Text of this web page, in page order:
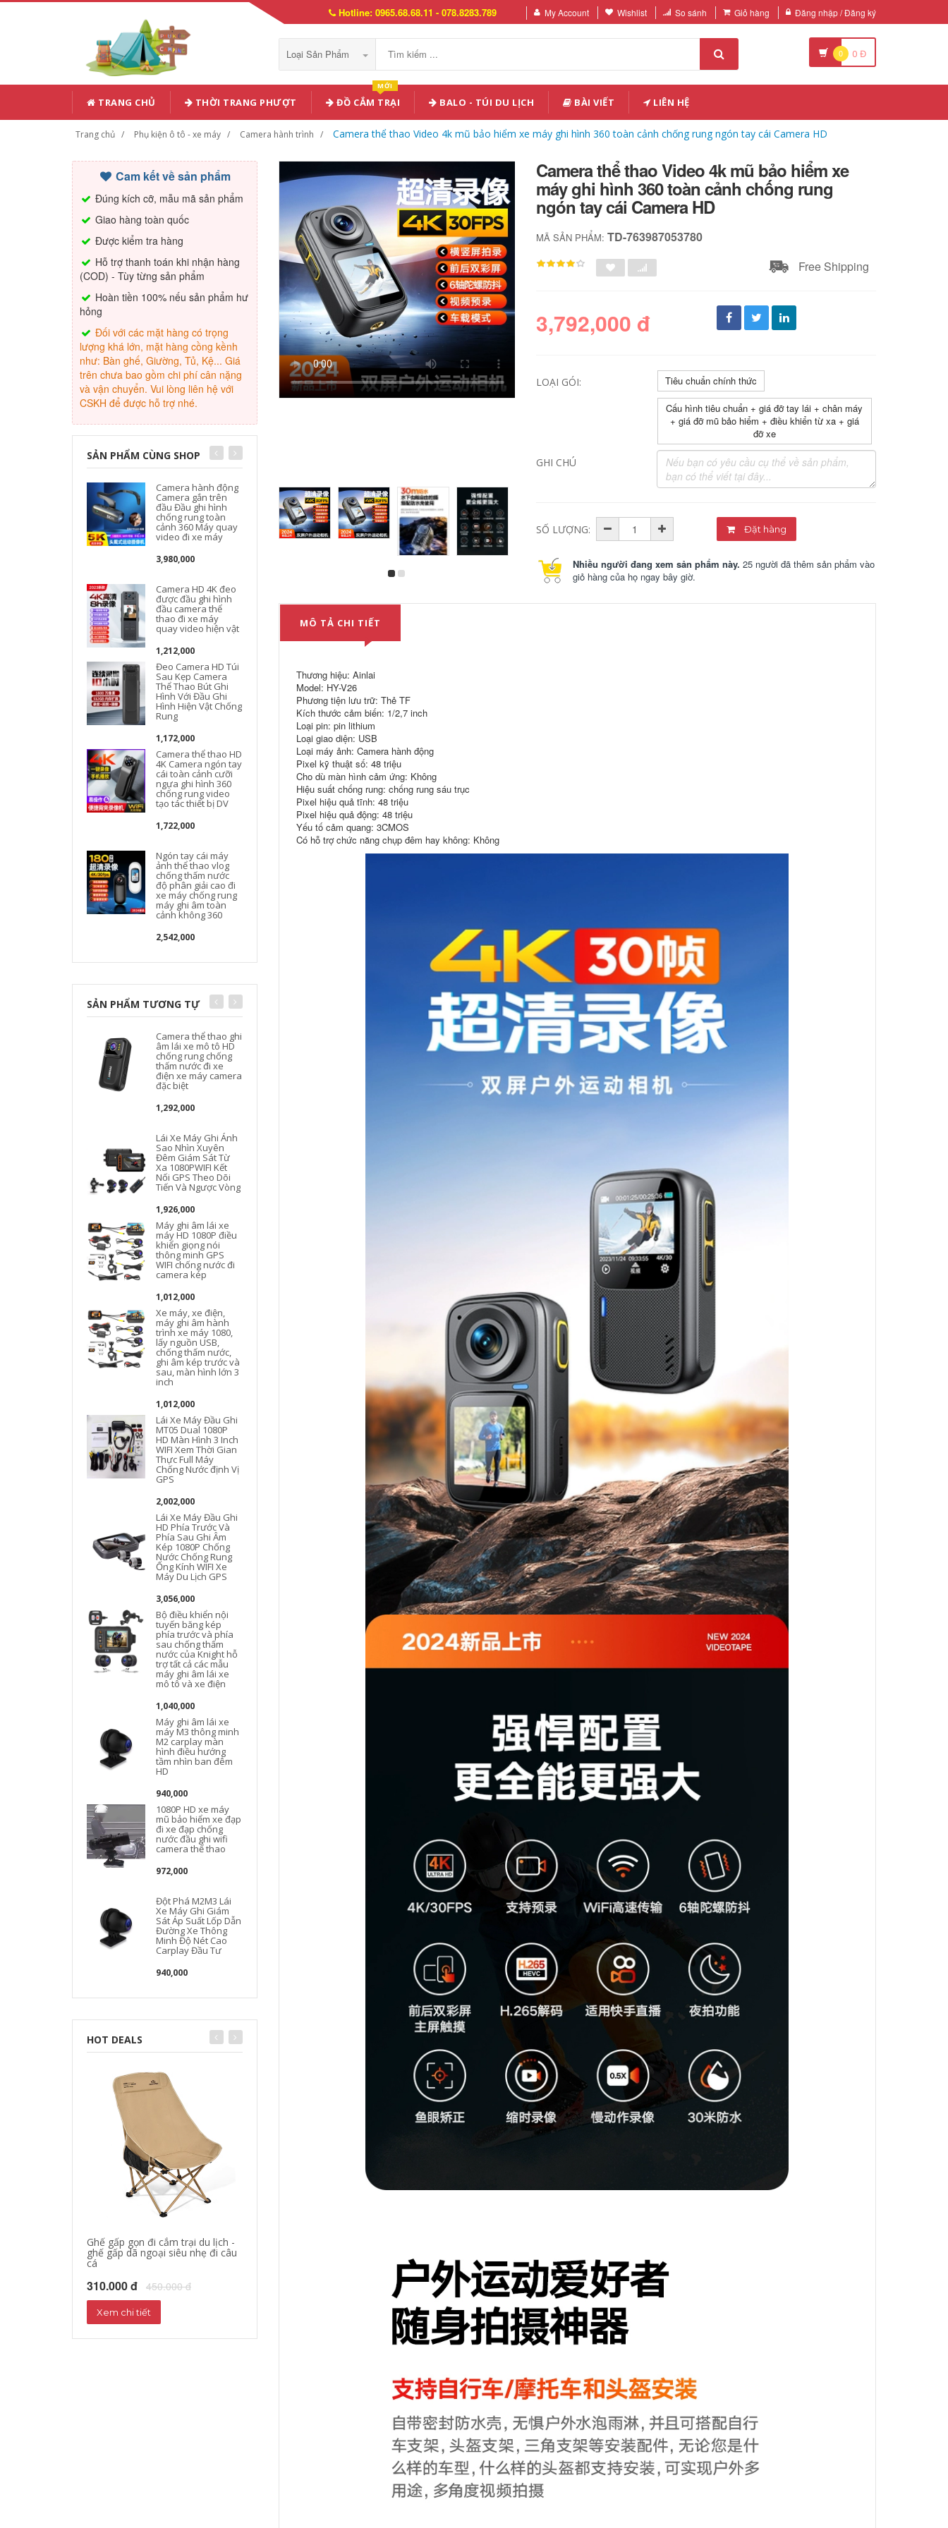
Hotline: 0965.68.68.11 - 078.8283.789 My Account Wishlist So sánh Giỏ hàng Đăng nhập / Đăng ký
Loại Sản Phẩm 0 0 Đ
TRANG CHỦ THỜI TRANG PHƯỢT ĐỒ CẮM TRẠI
MỚI
BALO - TÚI DU LỊCH BÀI VIẾT LIÊN HỆ
Trang chủ Phụ kiện ô tô - xe máy Camera hành trình Camera thể thao Video 4k mũ bảo hiểm xe máy ghi hình 360 toàn cảnh chống rung ngón tay cái Camera HD
Cam kết về sản phẩm
Đúng kích cỡ, mẫu mã sản phẩm
Giao hàng toàn quốc
Được kiểm tra hàng
Hỗ trợ thanh toán khi nhận hàng
(COD) - Tùy từng sản phẩm
Hoàn tiền 100% nếu sản phẩm hư
hỏng
Đối với các mặt hàng có trọng
lượng khá lớn, mặt hàng cồng kềnh
như: Bàn ghế, Giường, Tủ, Kệ... Giá
trên chưa bao gồm chi phí cân nặng
và vận chuyển. Vui lòng liên hệ với
CSKH để được hỗ trợ nhé.
SẢN PHẨM CÙNG SHOP
Camera hành động
Camera gắn trên
đầu Đầu ghi hình
chống rung toàn
cảnh 360 Máy quay
video đi xe máy
3,980,000
Camera HD 4K đeo
được đầu ghi hình
đầu camera thể
thao đi xe máy
quay video hiện vật
1,212,000
Đeo Camera HD Túi
Sau Kẹp Camera
Thể Thao Bút Ghi
Hình Với Đầu Ghi
Hình Hiện Vật Chống
Rung
1,172,000
Camera thể thao HD
4K Camera ngón tay
cái toàn cảnh cưỡi
ngựa ghi hình 360
chống rung video
tạo tác thiết bị DV
1,722,000
Ngón tay cái máy
ảnh thể thao vlog
chống thấm nước
độ phân giải cao đi
xe máy chống rung
máy ghi âm toàn
cảnh không 360
2,542,000
Máy ghi âm HD với
đầu camera camera
thể thao máy ghi âm
chuyên nghiệp giảm
tiếng ồn âm thanh
SẢN PHẨM TƯƠNG TỰ
Camera thể thao ghi
âm lái xe mô tô HD
chống rung chống
thấm nước đi xe
điện xe máy camera
đặc biệt
1,292,000
Lái Xe Máy Ghi Ánh
Sao Nhìn Xuyên
Đêm Giám Sát Từ
Xa 1080PWIFI Kết
Nối GPS Theo Dõi
Tiến Và Ngược Vòng
1,926,000
Máy ghi âm lái xe
máy HD 1080P điều
khiển giọng nói
thông minh GPS
WIFI chống nước đi
camera kép
1,012,000
Xe máy, xe điện,
máy ghi âm hành
trình xe máy 1080,
lấy nguồn USB,
chống thấm nước,
ghi âm kép trước và
sau, màn hình lớn 3
inch
1,012,000
Lái Xe Máy Đầu Ghi
MT05 Dual 1080P
HD Màn Hình 3 Inch
WIFI Xem Thời Gian
Thực Full Máy
Chống Nước định Vị
GPS
2,002,000
Lái Xe Máy Đầu Ghi
HD Phía Trước Và
Phía Sau Ghi Âm
Kép 1080P Chống
Nước Chống Rung
Ống Kính WIFI Xe
Máy Du Lịch GPS
3,056,000
Bộ điều khiển nội
tuyến băng kép
phía trước và phía
sau chống thấm
nước của Knight hỗ
trợ tất cả các mẫu
máy ghi âm lái xe
mô tô và xe điện
1,040,000
Máy ghi âm lái xe
máy M3 thông minh
M2 carplay màn
hình điều hướng
tầm nhìn ban đêm
HD
940,000
1080P HD xe máy
mũ bảo hiểm xe đạp
đi xe đạp chống
nước đầu ghi wifi
camera thể thao
972,000
Đột Phá M2M3 Lái
Xe Máy Ghi Giám
Sát Áp Suất Lốp Dẫn
Đường Xe Thông
Minh Độ Nét Cao
Carplay Đầu Tư
940,000
Cốp xe máy chắc
dung tích lớn, cốp
cốp cực lớn chạy
điện đa năng, cốp
Cốp xe máy dày
dặn, cốp xe điện
dung tích lớn, hộp
đựng ắc quy ô tô,
cốp xe tay ga siêu
đa năng cực lớn dày
công suất lớn
máy, xe tay ga đa
Cốp xe Yamaha Fuxi
125 Fuxi AS125 xe
tay ga cỡ lớn 32 lít
nhanh chóng
640,000
Hộp đuôi hợp kim
nhôm 40 lít dành
cho xe máy và xe
điện, cốp sửa đổi
phổ thông, giá đỡ
hộp đuôi sau Patrol
Eagle Qiaoge 125
1,012,000
Cốp xe điện, hộp
đựng đuôi xe máy,
ắc quy ô tô, hộp
đựng dụng cụ bằng
hợp kim không
nhôm, dày lớn đa
năng
952,000
Cốp xe máy cực lớn
nhựa ABS cốp xe
pin cốp xe ô tô đa
năng Takeaway xe
điện hợp kim không
nhôm
860,000
Coolqibao Đuôi Xe
Máy Hộp Hợp Kim
Không Nhôm Điện
Bình Đựng Đồ Cốp
Không Có Tiếng Ồn
Bất Thường Không
Rò Rỉ Nước
dày xe điện lưng lớn
hộp đựng pin hộp
đựng ô tô
447,000
Cốp xe máy Mogu
42L, cốp xe tay ga,
cốp xe điện ắc quy,
cốp xe đa năng
Xe Máy Điện Cốp Đa
Năng Xe Máy Cốp
Xe Hộp Bảo Quản
Pin Cốp Xe Ô Tô
Thân Cây Dày Lớn
HOT DEALS
Ghế gấp gọn đi cắm trại du lịch -
ghế gấp dã ngoại siêu nhẹ đi câu
cá
310.000 đ 450.000 đ
Xem chi tiết
Camera thể thao Video 4k mũ bảo hiểm xe
máy ghi hình 360 toàn cảnh chống rung
ngón tay cái Camera HD
MÃ SẢN PHẨM:TD-763987053780
Free Shipping
3,792,000 đ
LOẠI GÓI: Tiêu chuẩn chính thức
Cấu hình tiêu chuẩn + giá đỡ tay lái + chân máy
+ giá đỡ mũ bảo hiểm + điều khiển từ xa + giá
đỡ xe
GHI CHÚ
SỐ LƯỢNG: Đặt hàng
Nhiều người đang xem sản phẩm này. 25 người đã thêm sản phẩm vào
giỏ hàng của họ ngay bây giờ.
MÔ TẢ CHI TIẾT
Thương hiệu: Ainlai
Model: HY-V26
Phương tiện lưu trữ: Thẻ TF
Kích thước cảm biến: 1/2,7 inch
Loại pin: pin lithium
Loại giao diện: USB
Loại máy ảnh: Camera hành động
Pixel kỹ thuật số: 48 triệu
Cho dù màn hình cảm ứng: Không
Hiệu suất chống rung: chống rung sáu trục
Pixel hiệu quả tĩnh: 48 triệu
Pixel hiệu quả động: 48 triệu
Yếu tố cảm quang: 3CMOS
Có hỗ trợ chức năng chụp đêm hay không: Không